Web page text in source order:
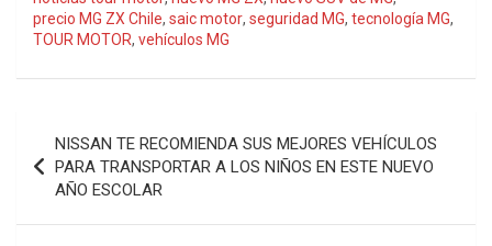
precio MG ZX Chile, saic motor, seguridad MG, tecnología MG,
TOUR MOTOR, vehículos MG
de
entradas
NISSAN TE RECOMIENDA SUS MEJORES VEHÍCULOS
PARA TRANSPORTAR A LOS NIÑOS EN ESTE NUEVO
AÑO ESCOLAR